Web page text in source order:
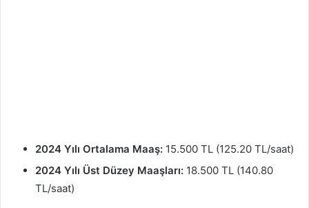
2024 Yılı Ortalama Maaş: 15.500 TL (125.20 TL/saat)
2024 Yılı Üst Düzey Maaşları: 18.500 TL (140.80
TL/saat)